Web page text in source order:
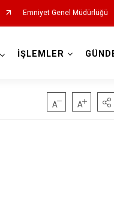
Emniyet Genel Müdürlüğü
İŞLEMLER